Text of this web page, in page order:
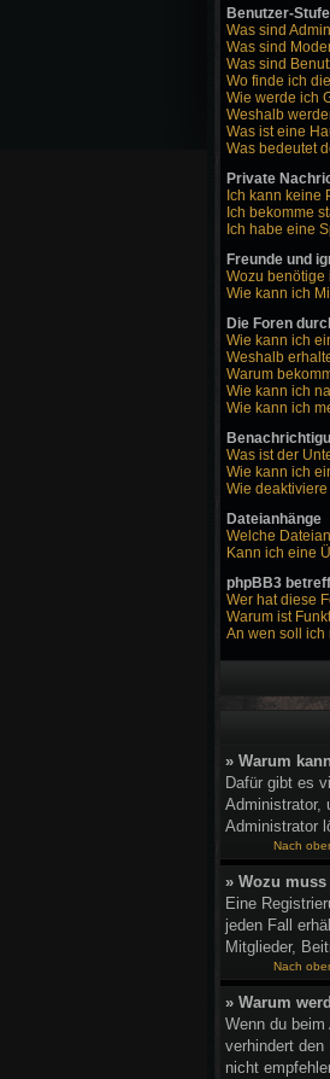
Benutzer-
Was sind
Was sind
Was sind
Wo finde ich
Wie werde ich
Weshalb
Was ist eine
Was bedeutet
Private
Ich kann keine
Ich bekomme
Ich habe eine
Freunde und
Wozu benötige
Wie kann ich
Die Foren
Wie kann ich
Weshalb
Warum
Wie kann ich
Wie kann ich
Was ist der
Wie kann ich
Wie
Dateianhänge
Welche
Kann ich eine
phpBB3
Wer hat diese
Warum ist
An wen soll ich
» Warum
Dafür gibt es
Administrator,
Administrator
Nach
» Wozu
Eine
jeden Fall
Mitglieder,
Nach
» Warum
Wenn du
verhindert
nicht